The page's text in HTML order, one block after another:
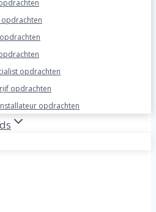
opdrachten
opdrachten
opdrachten